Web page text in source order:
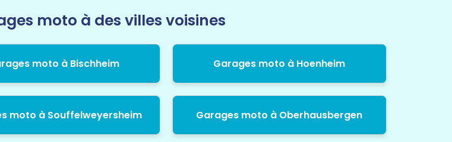
moto à des villes voisines
moto à Bischheim Garages moto à Hoenheim
moto à Souffelweyersheim Garages moto à Oberhausbergen